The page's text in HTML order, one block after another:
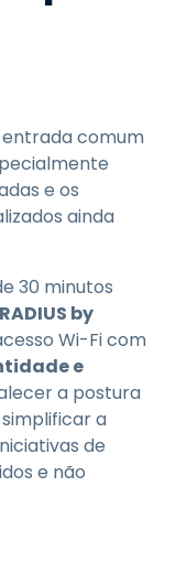
entrada comum
e os
ainda
30 minutos
by
Wi-Fi com
e
a postura
a
de
e não